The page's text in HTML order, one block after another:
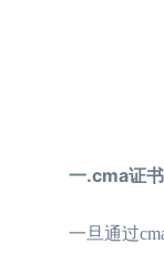
一.cma证书
一旦通过cma